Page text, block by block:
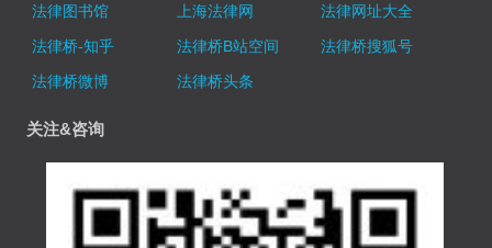
法律图书馆 上海法律网
法律网址大全
法律桥-知乎
法律桥B站空间
法律桥搜狐号
法律桥微博
法律桥头条
关注&咨询